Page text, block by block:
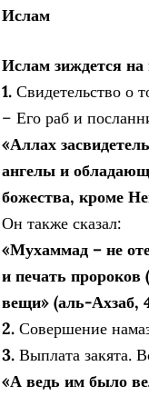
Ислам
Ислам зиждется на
1. Свидетельство о
– Его раб и
«Аллах
ангелы и
божества, кроме
Он также сказал:
«Мухаммад – не
и печать пророков
вещи» (аль-Ахзаб,
2. Совершение
3. Выплата закята.
«А ведь им было